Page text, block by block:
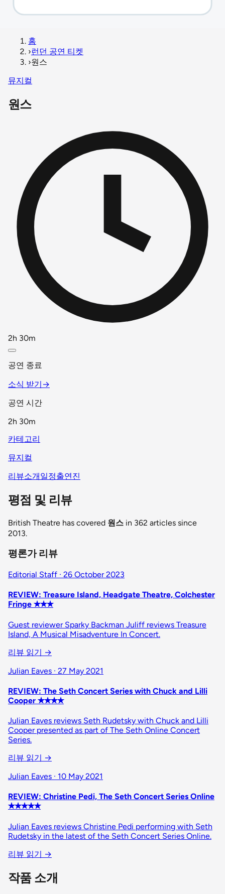
홈
›런던 공연 티켓
›원스
뮤지컬
원스
2h 30m
공연 종료
소식 받기 →
공연 시간
2h 30m
카테고리
뮤지컬
리뷰소개일정출연진
평점 및 리뷰
British Theatre has covered 원스 in 362 articles since
2013.
평론가 리뷰
Editorial Staff · 26 October 2023
REVIEW: Treasure Island, Headgate Theatre, Colchester
Fringe ✭✭✭
Guest reviewer Sparky Backman Juliff reviews Treasure
Island, A Musical Misadventure In Concert.
리뷰 읽기 →
Julian Eaves · 27 May 2021
REVIEW: The Seth Concert Series with Chuck and Lilli
Cooper ✭✭✭✭
Julian Eaves reviews Seth Rudetsky with Chuck and Lilli
Cooper presented as part of The Seth Online Concert
Series.
리뷰 읽기 →
Julian Eaves · 10 May 2021
REVIEW: Christine Pedi, The Seth Concert Series Online
✭✭✭✭✭
Julian Eaves reviews Christine Pedi performing with Seth
Rudetsky in the latest of the Seth Concert Series Online.
리뷰 읽기 →
작품 소개